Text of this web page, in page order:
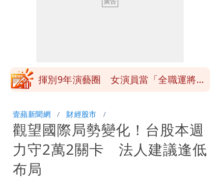
回1句笑翻10萬人
白海豚不放假「跟巴威差別在這裡」 蔣
揮別9年演藝圈 女演員當「全職運將」
炸開扁
白海豚發威！內褲掛陽台被吹走 議員神
回1句笑翻10萬人
白海豚不放假「跟巴威差別在這裡」 蔣
萬安：這很清楚標準一致
壹蘋新聞網 財經股市
觀望國際局勢變化！台股本週
力守2萬2關卡 法人建議逢低
布局